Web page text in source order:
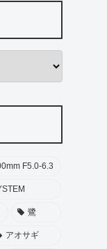
F5.0-6.3
鷺
アオサギ